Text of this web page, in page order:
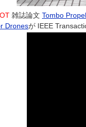
雑誌論文 Tombo
Dronesが IEEE